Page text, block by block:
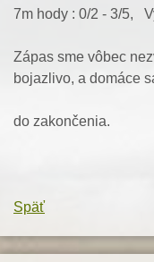
7m hody : 0/2 - 3/5,
Zápas sme vôbec
bojazlivo, a domáce
do zakončenia.
Späť